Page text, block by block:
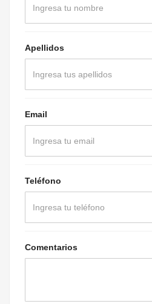
Apellidos
Email
Teléfono
Comentarios